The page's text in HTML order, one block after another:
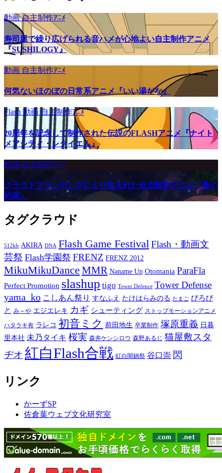
動画自主制作ｱﾆﾒ
寿司屋で繰り広げられる音ハメが心地よい自主制作アニメ
『SUSHILOGY』
動画 自主制作ｱﾆﾒ
何気ないほのぼの日常系アニメ『いい湯だな』
Flash 動画自主制作ｱﾆﾒ
20周年を記念して制作された伝説のFLASHアニメ『ナイト
メアシティ・レクイエム』
動画 自主制作ｱﾆﾒ
クラウドファンデングにより生まれた自主制作アニメ『藍の
約束』
タグクラウド
512kb AKIRA DNA Flash Game FestivalFlash・動画文
芸祭 Flash学園祭 FRENZ FRENZ 2012
MikuMikuDance MMR Naname Up Otomania ParaFla
Perfect Promotion slashup tigo Tower Defence Tower Defense
yama_ko こしあん祭り すなふえ たけはらみのる たまご ぴろぴ
と み～や エジエレキ カギ シューティング ストップモーションアニメ
ハタラキ有 ラレコ 初音ミク 前田地生 卒業制作 塚原重義 日暮
里本社 未乃タイキ 桜実 森井ケンシロウ 森野あるじ 猫屋敷スタ
ヂオ 紅白Flash合戦 紅白闇鍋祭 谷口崇 閃
リンク
かーずSP
佐倉葉ウェブ文化研究室